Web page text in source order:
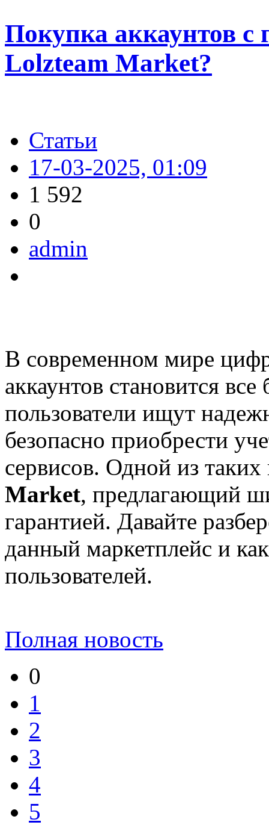
Покупка аккаунтов с
Lolzteam Market?
Статьи
17-03-2025, 01:09
1 592
0
admin
В современном мире
аккаунтов становится
пользователи ищут
безопасно приобрести
сервисов. Одной из
Market, предлагающий
гарантией. Давайте
данный маркетплейс и
пользователей.
Полная новость
0
1
2
3
4
5